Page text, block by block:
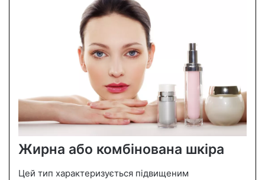
Жирна або комбінована шкіра
Цей тип характеризується підвищеним